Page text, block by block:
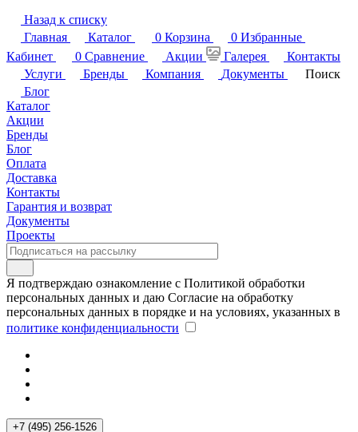
Назад к списку
Главная
Каталог 0 Корзина 0 Избранные
Кабинет
0 Сравнение Акции Галерея
Контакты
Услуги
Бренды Компания Документы
Поиск
Блог
Каталог
Акции
Бренды
Блог
Оплата
Доставка
Контакты
Гарантия и возврат
Документы
Проекты
Я подтверждаю ознакомление с Политикой обработки
персональных данных и даю Согласие на обработку
персональных данных в порядке и на условиях, указанных в
политике конфиденциальности
+7 (495) 256-1526